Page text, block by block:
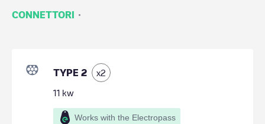
CONNETTORI ·
TYPE 2 x2
11 kw
Works with the Electropass